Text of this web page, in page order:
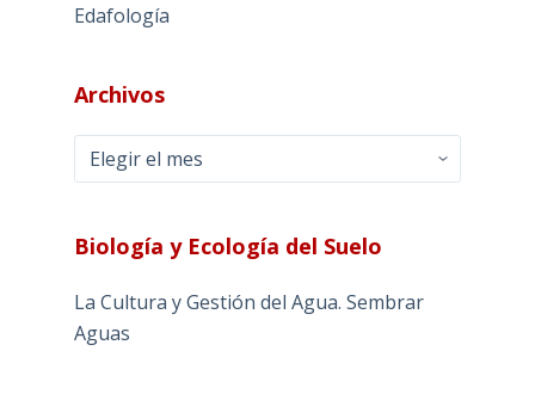
Edafología
Archivos
Archivos
Biología y Ecología del Suelo
La Cultura y Gestión del Agua. Sembrar
Aguas